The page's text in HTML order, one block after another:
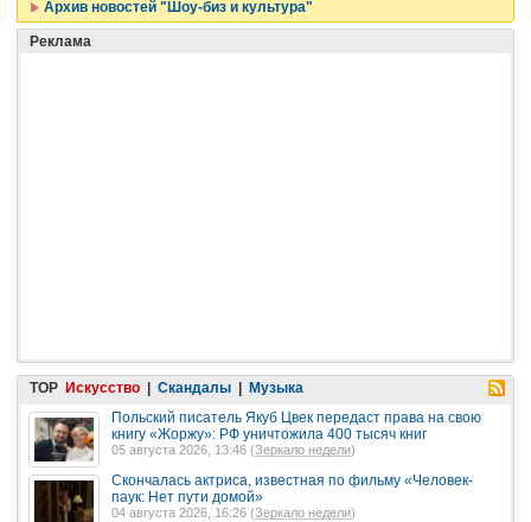
Архив новостей "Шоу-биз и культура"
Реклама
TOP Искусство | Скандалы | Музыка
Польский писатель Якуб Цвек передаст права на свою
книгу «Жоржу»: РФ уничтожила 400 тысяч книг
05 августа 2026, 13:46 (Зеркало недели)
Скончалась актриса, известная по фильму «Человек-
паук: Нет пути домой»
04 августа 2026, 16:26 (Зеркало недели)